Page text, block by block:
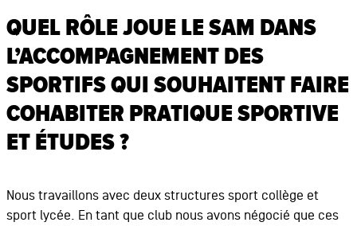
QUEL RÔLE JOUE LE SAM DANS
L’ACCOMPAGNEMENT DES
SPORTIFS QUI SOUHAITENT FAIRE
COHABITER PRATIQUE SPORTIVE
ET ÉTUDES ?
Nous travaillons avec deux structures sport collège et
sport lycée. En tant que club nous avons négocié que ces